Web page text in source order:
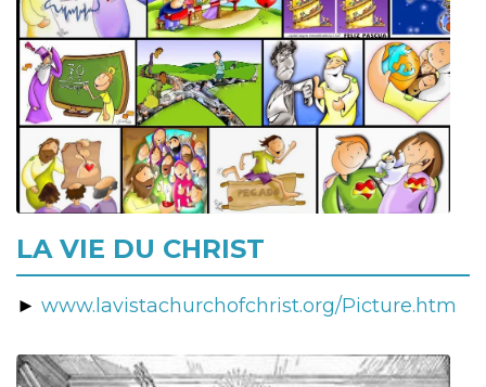
LA VIE DU CHRIST
► www.lavistachurchofchrist.org/Picture.htm